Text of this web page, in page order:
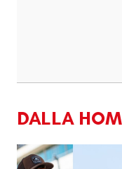
DALLA